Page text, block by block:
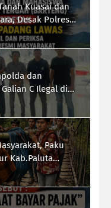
Kuasai dan
Desak Polres
Tanah
dan
C Ilegal di
Paku
Kab.Paluta